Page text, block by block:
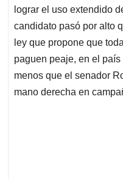
p
k
n
lograr el uso extendido
candidato pasó por alto
ley que propone que
paguen peaje, en el
menos que el senador
mano derecha en